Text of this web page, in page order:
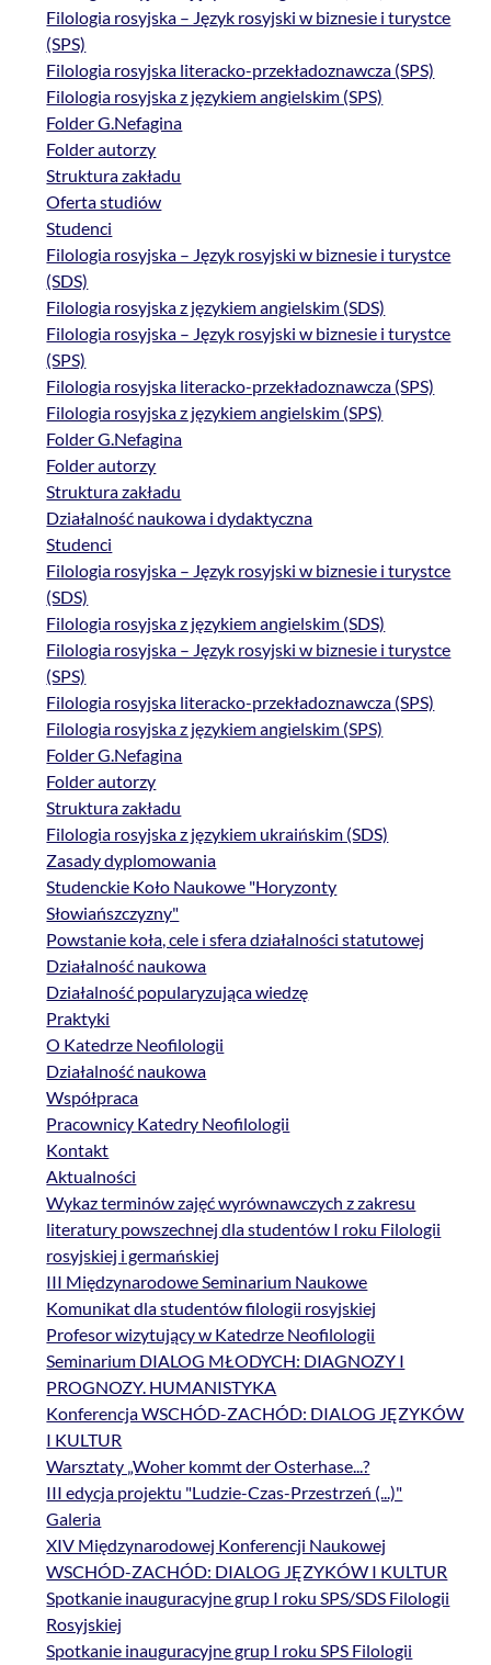
Filologia rosyjska – Język rosyjski w biznesie i turystce
(SPS)
Filologia rosyjska literacko-przekładoznawcza (SPS)
Filologia rosyjska z językiem angielskim (SPS)
Folder G.Nefagina
Folder autorzy
Struktura zakładu
Oferta studiów
Studenci
Filologia rosyjska – Język rosyjski w biznesie i turystce
(SDS)
Filologia rosyjska z językiem angielskim (SDS)
Filologia rosyjska – Język rosyjski w biznesie i turystce
(SPS)
Filologia rosyjska literacko-przekładoznawcza (SPS)
Filologia rosyjska z językiem angielskim (SPS)
Folder G.Nefagina
Folder autorzy
Struktura zakładu
Działalność naukowa i dydaktyczna
Studenci
Filologia rosyjska – Język rosyjski w biznesie i turystce
(SDS)
Filologia rosyjska z językiem angielskim (SDS)
Filologia rosyjska – Język rosyjski w biznesie i turystce
(SPS)
Filologia rosyjska literacko-przekładoznawcza (SPS)
Filologia rosyjska z językiem angielskim (SPS)
Folder G.Nefagina
Folder autorzy
Struktura zakładu
Filologia rosyjska z językiem ukraińskim (SDS)
Zasady dyplomowania
Studenckie Koło Naukowe "Horyzonty
Słowiańszczyzny"
Powstanie koła, cele i sfera działalności statutowej
Działalność naukowa
Działalność popularyzująca wiedzę
Praktyki
O Katedrze Neofilologii
Działalność naukowa
Współpraca
Pracownicy Katedry Neofilologii
Kontakt
Aktualności
Wykaz terminów zajęć wyrównawczych z zakresu
literatury powszechnej dla studentów I roku Filologii
rosyjskiej i germańskiej
III Międzynarodowe Seminarium Naukowe
Komunikat dla studentów filologii rosyjskiej
Profesor wizytujący w Katedrze Neofilologii
Seminarium DIALOG MŁODYCH: DIAGNOZY I
PROGNOZY. HUMANISTYKA
Konferencja WSCHÓD-ZACHÓD: DIALOG JĘZYKÓW
I KULTUR
Warsztaty „Woher kommt der Osterhase...?
III edycja projektu "Ludzie-Czas-Przestrzeń (...)"
Galeria
XIV Międzynarodowej Konferencji Naukowej
WSCHÓD-ZACHÓD: DIALOG JĘZYKÓW I KULTUR
Spotkanie inauguracyjne grup I roku SPS/SDS Filologii
Rosyjskiej
Spotkanie inauguracyjne grup I roku SPS Filologii